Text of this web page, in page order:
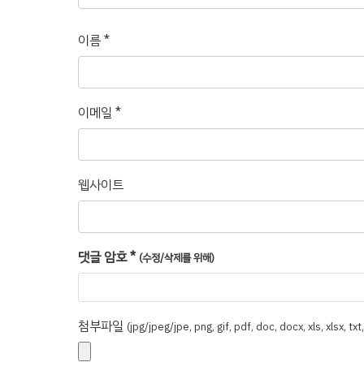
이름*
이메일 *
웹사이트
댓글 암호* (수정/삭제를 위해)
첨부파일 (jpg/jpeg/jpe, png, gif, pdf, doc, docx, xls, xlsx, txt,